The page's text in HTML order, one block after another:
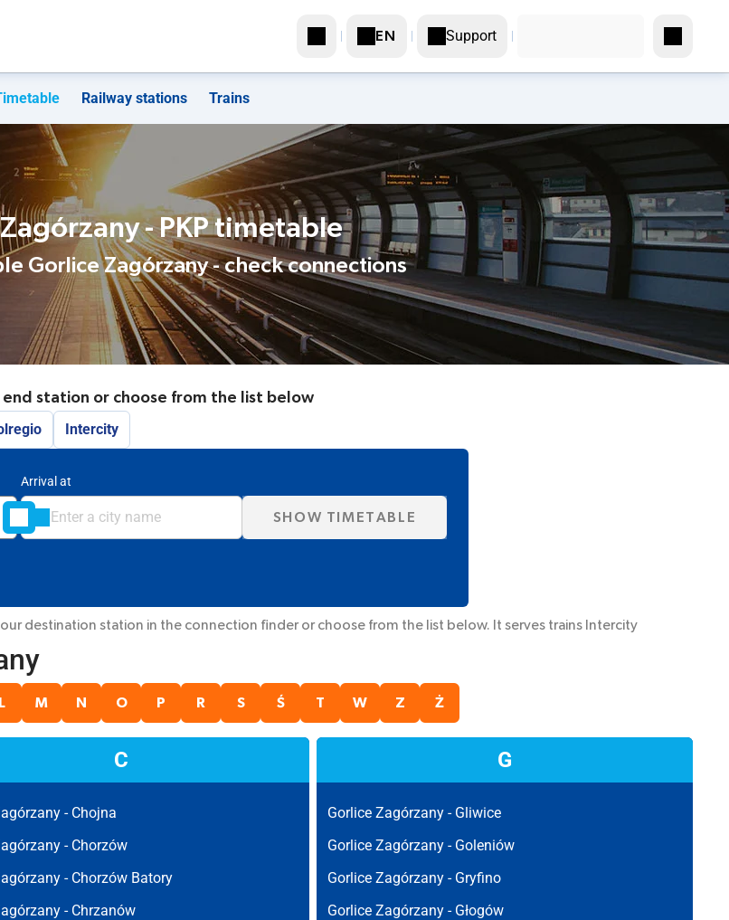
EN Support
Railway stations Trains
- PKP timetable
Gorlice Zagórzany - check connections
end station or choose from the list below
Intercity
Arrival at
SHOW TIMETABLE
destination station in the connection finder or choose from the list below. It serves trains Intercity
L M N O P R S Ś T W Z Ż
C
- Chojna
- Chorzów
- Chorzów Batory
- Chrzanów
G
Gorlice Zagórzany - Gliwice
Gorlice Zagórzany - Goleniów
Gorlice Zagórzany - Gryfino
Gorlice Zagórzany - Głogów